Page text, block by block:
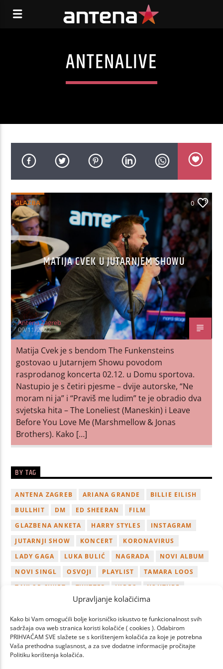
Upravljanje kolačićima
Kako bi Vam omogućili bolje korisničko iskustvo te funkcionalnost svih
sadržaja ova web stranica koristi kolačiće ( cookies ). Odabirom
PRIHVAĆAM SVE slažete se s korištenjem kolačića za koje je potrebna
Vaša prethodna suglasnost, a za sve dodatne informacije pročitajte
Politiku korištenja kolačića.
ANTENALIVE
GLAZBA 0
MATIJA CVEK U JUTARNJEM SHOWU
Antena Zagreb
09/11/2022
Matija Cvek je s bendom The Funkensteins
gostovao u Jutarnjem Showu povodom
rasprodanog koncerta 02.12. u Domu sportova.
Nastupio je s četiri pjesme – dvije autorske, “Ne
moram ni ja” i “Praviš me ludim” te je obradio dva
svjetska hita – The Loneliest (Maneskin) i Leave
Before You Love Me (Marshmellow & Jonas
Brothers). Kako […]
BY TAG
ANTENA ZAGREB ARIANA GRANDE
BILLIE EILISH
BULLHIT
DM ED SHEERAN
FILM
GLAZBENA ANKETA
HARRY STYLES
INSTAGRAM
JUTARNJI SHOW
KONCERT
KORONAVIRUS
LADY GAGA
LUKA BULIĆ NAGRADA
NOVI ALBUM
NOVI SINGL
OSVOJI PLAYLIST
TAMARA LOOS
TAYLOR SWIFT
TWITTER VIDEO
YOUTUBE